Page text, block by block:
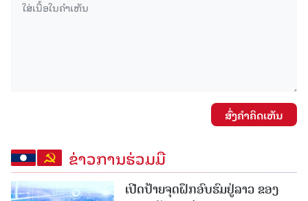
ສົ່ງຄໍາຄິດເຫັນ
ຂ່າວການຮ່ວມມື
ເປີດປ້າຍຈຸດຝຶກອົບຮົມຢູ່ລາວ ຂອງ